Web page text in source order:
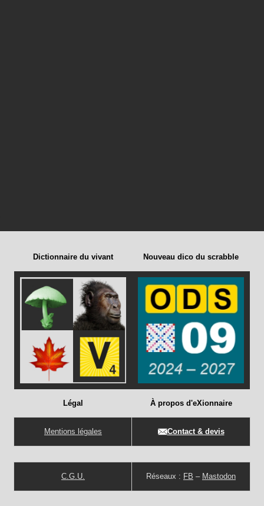
Dictionnaire du vivant Nouveau dico du scrabble
Légal
Mentions légales
C.G.U.
À propos d'eXionnaire
Contact & devis
Réseaux : FB – Mastodon